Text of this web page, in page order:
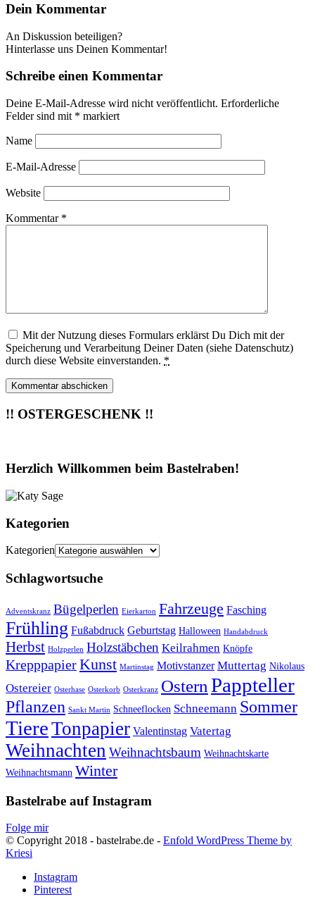
Dein Kommentar
An Diskussion beteiligen?
Hinterlasse uns Deinen Kommentar!
Schreibe einen Kommentar
Deine E-Mail-Adresse wird nicht veröffentlicht. Erforderliche
Felder sind mit * markiert
Name
E-Mail-Adresse
Website
Kommentar *
Mit der Nutzung dieses Formulars erklärst Du Dich mit der
Speicherung und Verarbeitung Deiner Daten (siehe Datenschutz)
durch diese Website einverstanden. *
!! OSTERGESCHENK !!
Herzlich Willkommen beim Bastelraben!
Kategorien
Kategorien
Schlagwortsuche
Adventskranz Bügelperlen Eierkarton Fahrzeuge Fasching
Frühling Fußabdruck Geburtstag Halloween Handabdruck
Herbst Holzperlen Holzstäbchen Keilrahmen Knöpfe
KrepppapierKunst Martinstag Motivstanzer Muttertag Nikolaus
Ostereier Osterhase Osterkorb Osterkranz Ostern Pappteller
Pflanzen Sankt Martin Schneeflocken Schneemann Sommer
TiereTonpapier Valentinstag Vatertag
Weihnachten Weihnachtsbaum Weihnachtskarte
Weihnachtsmann Winter
Bastelrabe auf Instagram
Folge mir
© Copyright 2018 - bastelrabe.de - Enfold WordPress Theme by
Kriesi
Instagram
Pinterest